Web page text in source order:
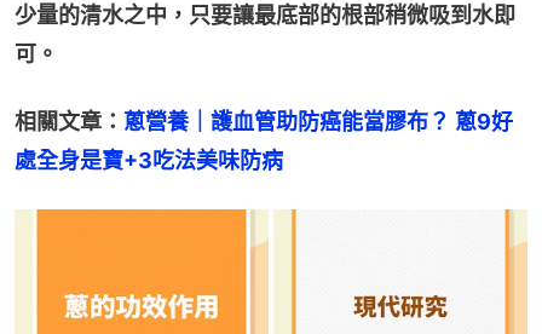
少量的清水之中，只要讓最底部的根部稍微吸到水即
可。
相關文章： 蔥營養｜護血管助防癌能當膠布？ 蔥9好
處全身是寶+3吃法美味防病